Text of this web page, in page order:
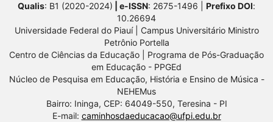
Qualis: B1 (2020-2024) | e-ISSN: 2675-1496 | Prefixo DOI:
10.26694
Universidade Federal do Piauí | Campus Universitário Ministro
Petrônio Portella
Centro de Ciências da Educação | Programa de Pós-Graduação
em Educação - PPGEd
Núcleo de Pesquisa em Educação, História e Ensino de Música -
NEHEMus
Bairro: Ininga, CEP: 64049-550, Teresina - PI
E-mail: caminhosdaeducacao@ufpi.edu.br